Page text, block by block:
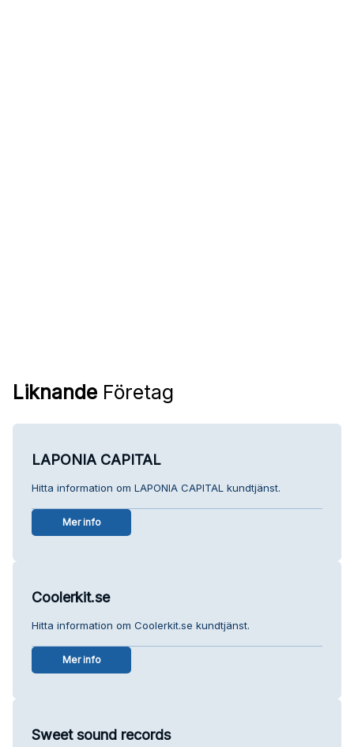
Liknande Företag
LAPONIA CAPITAL
Hitta information om LAPONIA CAPITAL kundtjänst.
Mer info
Coolerkit.se
Hitta information om Coolerkit.se kundtjänst.
Mer info
Sweet sound records